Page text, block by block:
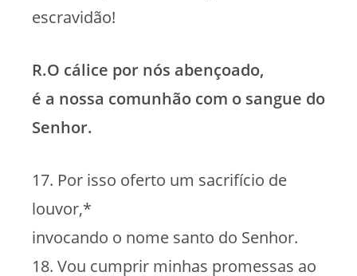
escravidão!
R.O cálice por nós abençoado,
é a nossa comunhão com o sangue do
Senhor.
17. Por isso oferto um sacrifício de
louvor,*
invocando o nome santo do Senhor.
18. Vou cumprir minhas promessas ao